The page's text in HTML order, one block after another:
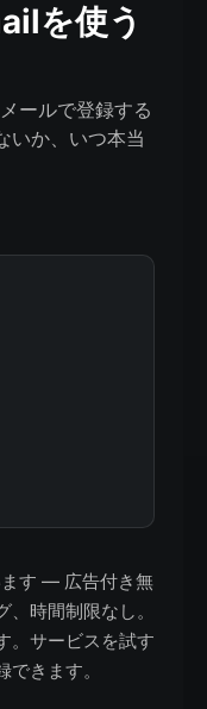
を使う
ールで登録する
いか、いつ本当
す — 広告付き無
時間制限なし。
。サービスを試す
きます。